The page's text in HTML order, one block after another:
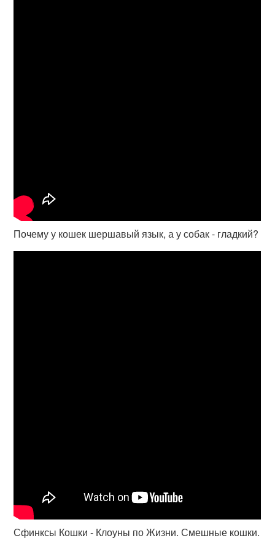
Почему у кошек шершавый язык, а у собак - гладкий?
Сфинксы Кошки - Клоуны по Жизни. Смешные кошки.